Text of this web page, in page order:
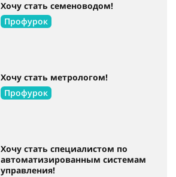
Хочу стать семеноводом!
Профурок
Хочу стать метрологом!
Профурок
Хочу стать специалистом по
автоматизированным системам
управления!